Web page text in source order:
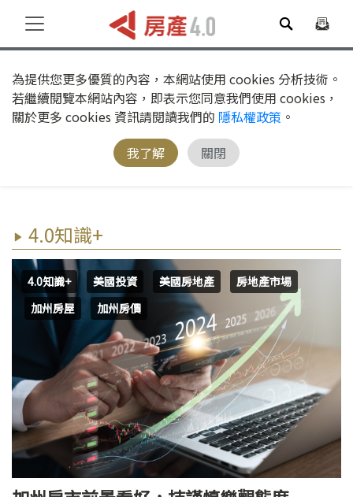
為提供您更多優質的內容，本網站使用 cookies 分析技術。
若繼續閱覽本網站內容，即表示您同意我們使用 cookies，
關於更多 cookies 資訊請閱讀我們的 隱私權政策 。
我了解
關閉
4.0知識+
4.0知識+ 美國投資 美國房地產
房地產市場
加州房屋
加州房價